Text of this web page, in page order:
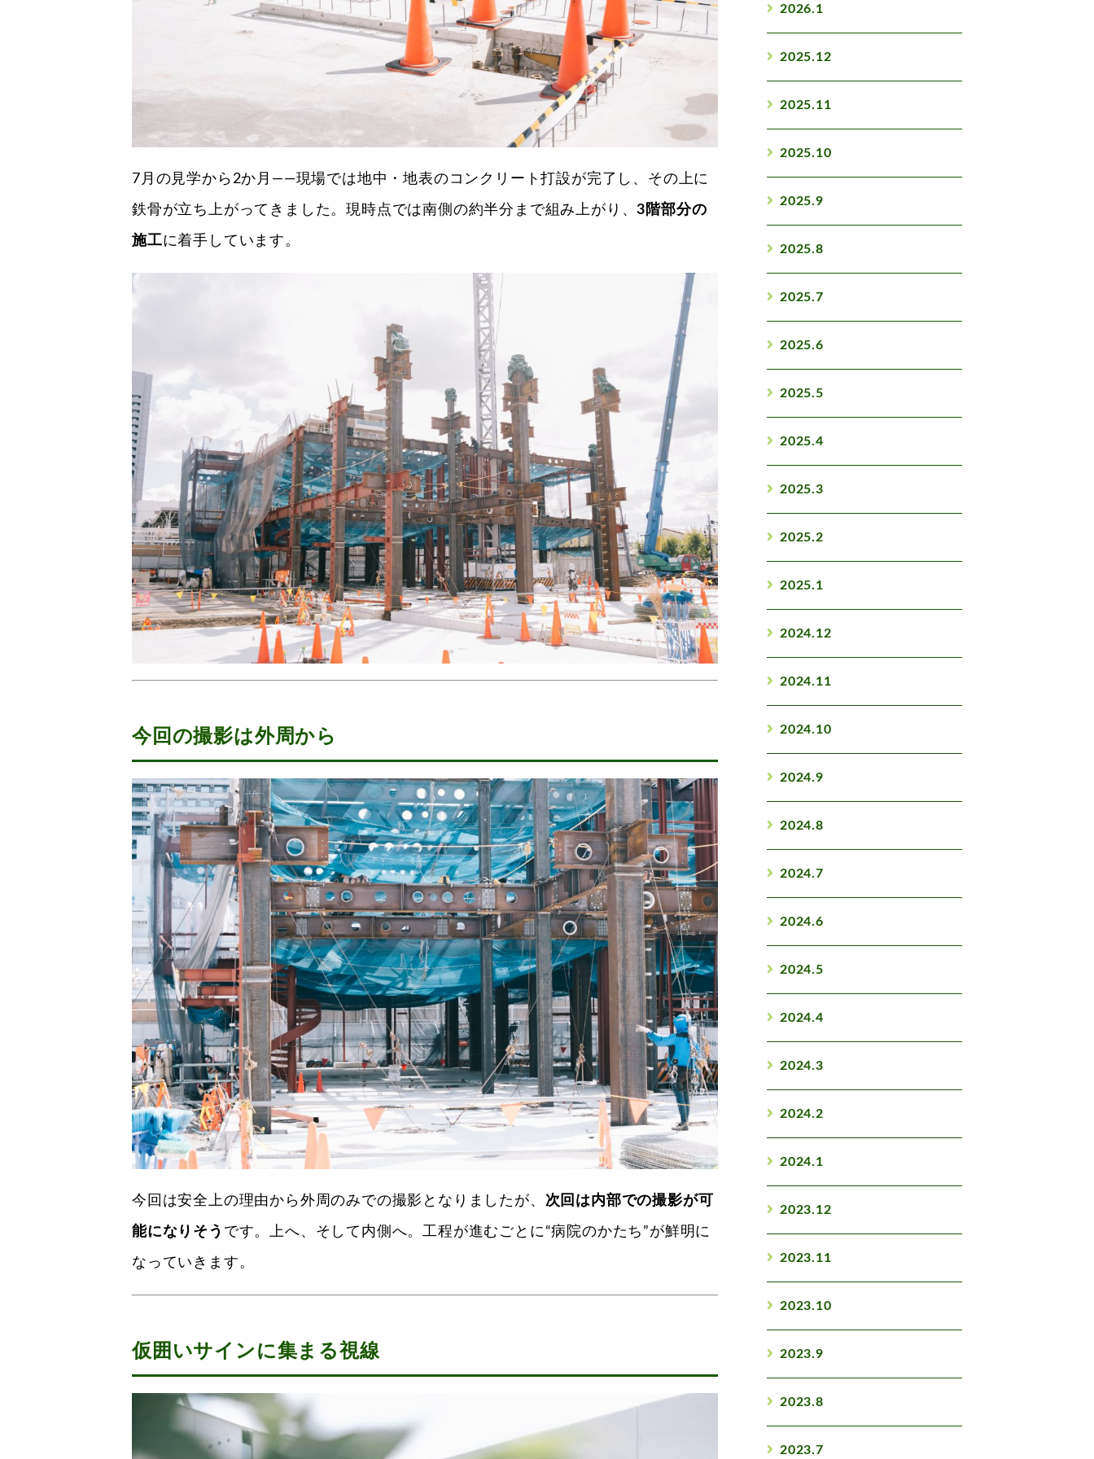
7月の見学から2か月——現場では地中・地表のコンクリート打設が完了し、その上に
鉄骨が立ち上がってきました。現時点では南側の約半分まで組み上がり、3階部分の
施工に着手しています。
今回の撮影は外周から
今回は安全上の理由から外周のみでの撮影となりましたが、 次回は内部での撮影が可
能になりそう です。上へ、そして内側へ。工程が進むごとに“病院のかたち”が鮮明に
なっていきます。
仮囲いサインに集まる視線
2026.1
2025.12
2025.11
2025.10
2025.9
2025.8
2025.7
2025.6
2025.5
2025.4
2025.3
2025.2
2025.1
2024.12
2024.11
2024.10
2024.9
2024.8
2024.7
2024.6
2024.5
2024.4
2024.3
2024.2
2024.1
2023.12
2023.11
2023.10
2023.9
2023.8
2023.7